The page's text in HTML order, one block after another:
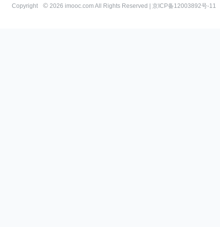
Copyright 2026 imooc.com All Rights Reserved | 京ICP备12003892号-11